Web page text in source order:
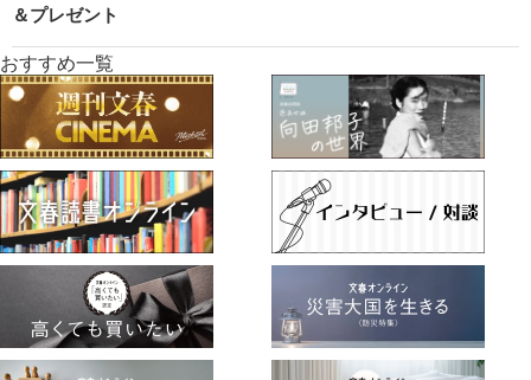
＆プレゼント
おすすめ一覧